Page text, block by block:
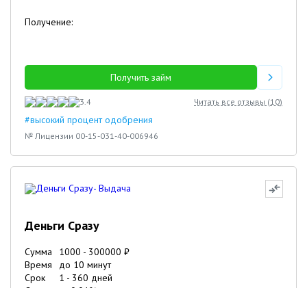
Получение:
Получить займ
3.4 Читать все отзывы (10)
#высокий процент одобрения
№ Лицензии 00-15-031-40-006946
Деньги Сразу
Сумма 1000 - 300000 ₽
Время
до 10 минут
Срок
1 - 360 дней